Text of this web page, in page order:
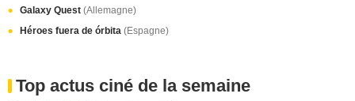
Galaxy Quest (Allemagne)
Héroes fuera de órbita (Espagne)
Top actus ciné de la semaine